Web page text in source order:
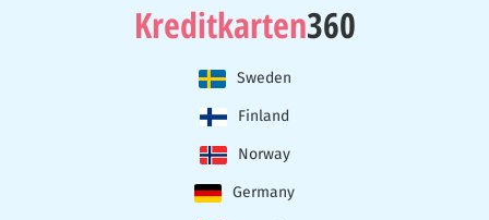
Kreditkarten360
Sweden
Finland
Norway
Germany